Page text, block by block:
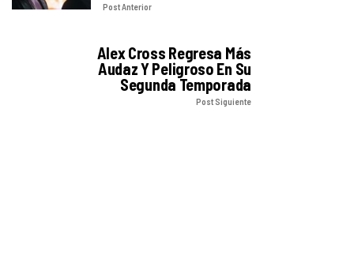
Post Anterior
Alex Cross Regresa Más
Audaz Y Peligroso En Su
Segunda Temporada
Post Siguiente